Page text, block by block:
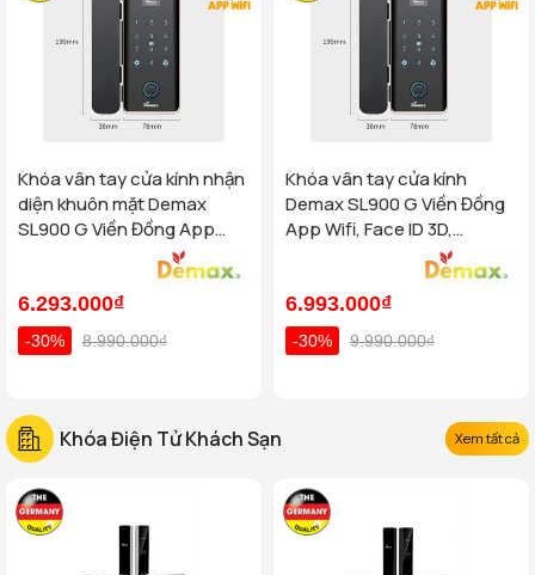
Khóa vân tay cửa kính nhận
diện khuôn mặt Demax
SL900 G Viền Đồng App
Wifi, Face ID 3D của tiêu
6.293.000₫
-30% 8.990.000₫
Khóa vân tay cửa kính
Demax SL900 G Viền Đồng
App Wifi, Face ID 3D,
Remote của tiêu chuẩn Đức
6.993.000₫
-30% 9.990.000₫
Khóa Điện Tử Khách Sạn Xem tất cả